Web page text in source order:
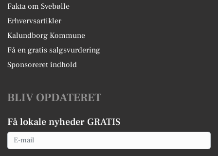
Fakta om Svebølle
Erhvervsartikler
Kalundborg Kommune
Få en gratis salgsvurdering
Sponsoreret indhold
BLIV OPDATERET
Få lokale nyheder GRATIS
Email